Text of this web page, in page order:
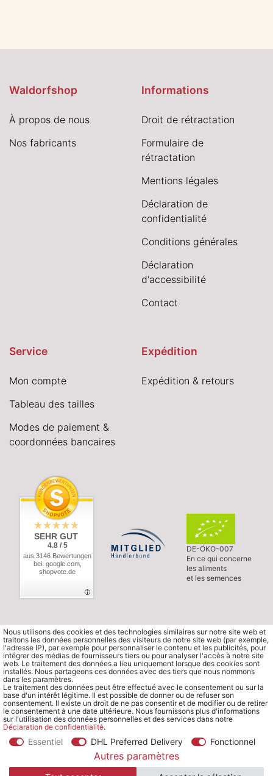
Waldorfshop
À propos de nous
Nos fabricants
Informations
Droit de rétractation
Formulaire de
rétractation
Mentions légales
Déclaration de
confidentialité
Conditions générales
Déclaration
d'accessibilité
Contact
Service
Mon compte
Tableau des tailles
Modes de paiement &
coordonnées bancaires
Expédition
Expédition & retours
SEHR GUT
4.8 / 5
aus 3146 Bewertungen
bei: google.com,
shopvote.de
DE-ÖKO-007
En ce qui concerne
les aliments
et les semences
© Copyright 2026 Waldorfshop Tous droits réservés.
Nous utilisons des cookies et des technologies similaires sur notre site web et
traitons les données personnelles des visiteurs de notre site web (par exemple,
l'adresse IP), par exemple pour personnaliser le contenu et les publicités, pour
intégrer des médias de fournisseurs tiers ou pour analyser l'accès à notre site
web. Le traitement des données a lieu uniquement lorsque des cookies sont
installés. Nous partageons ces données avec des tiers que nous nommons
dans les paramètres.
Le traitement des données peut être effectué avec le consentement ou sur la
base d'un intérêt légitime. Il est possible de donner ou de refuser son
consentement. Il existe un droit de ne pas consentir et de modifier ou de retirer
le consentement à une date ultérieure. Nous fournissons plus d'informations
sur l'utilisation des données personnelles et des services dans notre
Déclaration de confidentialité.
Essentiel DHL Preferred Delivery Fonctionnel
Autres paramètres